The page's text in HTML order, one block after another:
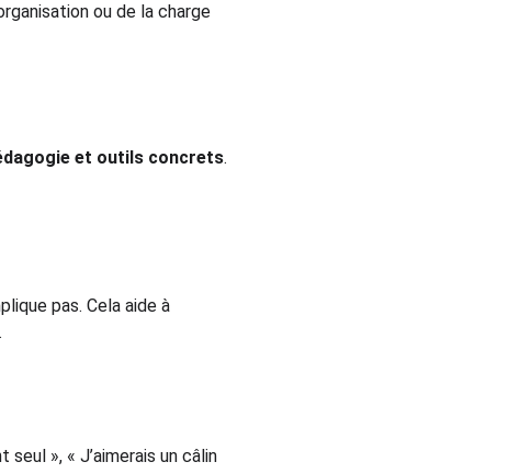
ou de la charge
et outils concrets.
pas. Cela aide à
», « J’aimerais un câlin